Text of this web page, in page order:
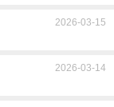
2026-03-15
2026-03-14